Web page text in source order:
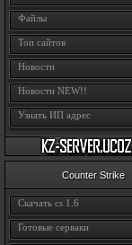
Файлы
Топ сайтов
Новости
Новости NEW!!
Узнать ИП адрес
Counter Strike
Скачать cs 1.6
Готовые серваки